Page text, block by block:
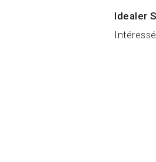
Idealer